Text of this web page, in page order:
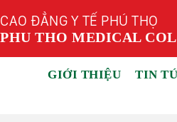
CAO ĐẲNG Y TẾ PHÚ THỌ
PHU THO MEDICAL
GIỚI THIỆU TIN